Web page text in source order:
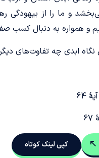
و ما را از
و همواره به دنبال کسب
ابدی چه تفاوت‌های
64
کپی لینک کوتاه